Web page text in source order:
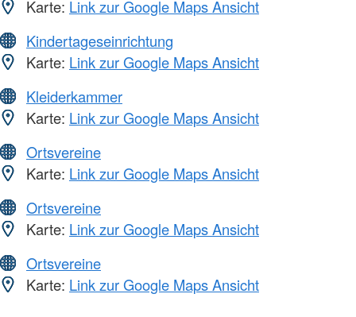
Karte: Link zur Google Maps Ansicht
Kindertageseinrichtung
Karte: Link zur Google Maps Ansicht
Kleiderkammer
Karte: Link zur Google Maps Ansicht
Ortsvereine
Karte: Link zur Google Maps Ansicht
Ortsvereine
Karte: Link zur Google Maps Ansicht
Ortsvereine
Karte: Link zur Google Maps Ansicht